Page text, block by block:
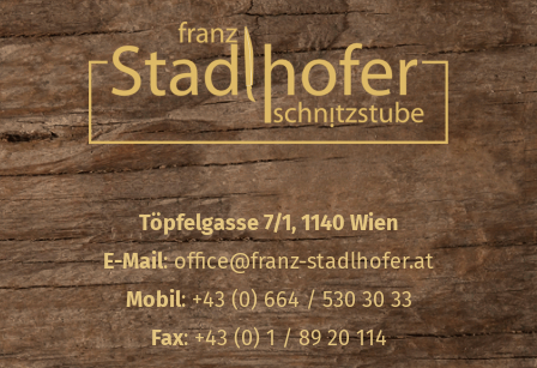
Töpfelgasse 7/1, 1140 Wien
E-Mail:office@franz-stadlhofer.at
Mobil: +43 (0) 664 / 530 30 33
Fax: +43 (0) 1 / 89 20 114